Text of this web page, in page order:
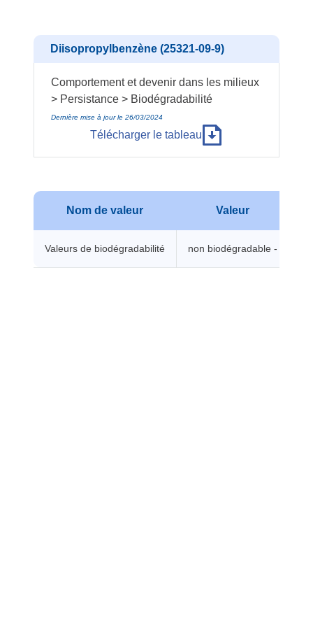
Diisopropylbenzène (25321-09-9)
Comportement et devenir dans les milieux
> Persistance > Biodégradabilité
Dernière mise à jour le 26/03/2024
Télécharger le tableau
Nom de valeur Valeur
Valeurs de biodégradabilité non biodégradable -